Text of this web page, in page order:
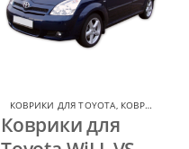
КОВРИКИ ДЛЯ TOYOTA, КОВРИКИ ДЛЯ TOYOTA WILL VS
Коврики для